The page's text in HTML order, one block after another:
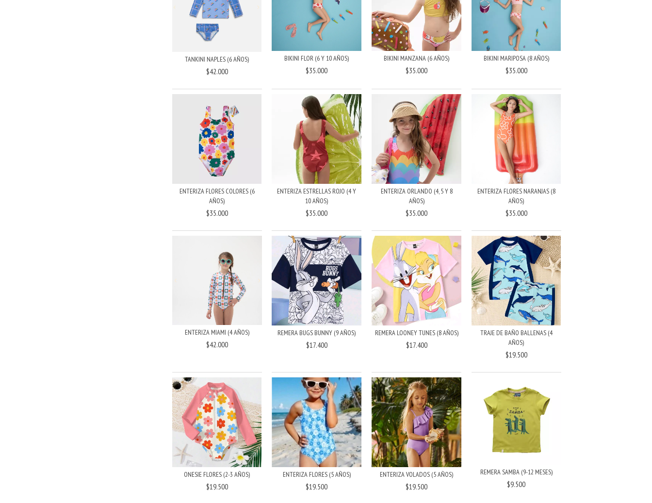
TANKINI NAPLES (6 AÑOS)
$42.000
BIKINI FLOR (6 Y 10 AÑOS)
$35.000
BIKINI MANZANA (6 AÑOS)
$35.000
BIKINI MARIPOSA (8 AÑOS)
$35.000
ENTERIZA FLORES COLORES (6
AÑOS)
$35.000
ENTERIZA ESTRELLAS ROJO (4 Y
10 AÑOS)
$35.000
ENTERIZA ORLANDO (4, 5 Y 8
AÑOS)
$35.000
ENTERIZA FLORES NARANJAS (8
AÑOS)
$35.000
ENTERIZA MIAMI (4 AÑOS)
$42.000
REMERA BUGS BUNNY (9 AÑOS)
$17.400
REMERA LOONEY TUNES (8 AÑOS)
$17.400
TRAJE DE BAÑO BALLENAS (4
AÑOS)
$19.500
ONESIE FLORES (2-3 AÑOS)
$19.500
ENTERIZA FLORES (5 AÑOS)
$19.500
ENTERIZA VOLADOS (5 AÑOS)
$19.500
REMERA SAMBA (9-12 MESES)
$9.500